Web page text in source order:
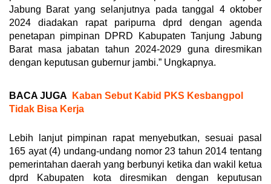
Jabung Barat yang selanjutnya pada tanggal 4 oktober
2024 diadakan rapat paripurna dprd dengan agenda
penetapan pimpinan DPRD Kabupaten Tanjung Jabung
Barat masa jabatan tahun 2024-2029 guna diresmikan
dengan keputusan gubernur jambi.” Ungkapnya.
BACA JUGA
Kaban Sebut Kabid PKS Kesbangpol
Tidak Bisa Kerja
Lebih lanjut pimpinan rapat menyebutkan, sesuai pasal
165 ayat (4) undang-undang nomor 23 tahun 2014 tentang
pemerintahan daerah yang berbunyi ketika dan wakil ketua
dprd Kabupaten kota diresmikan dengan keputusan